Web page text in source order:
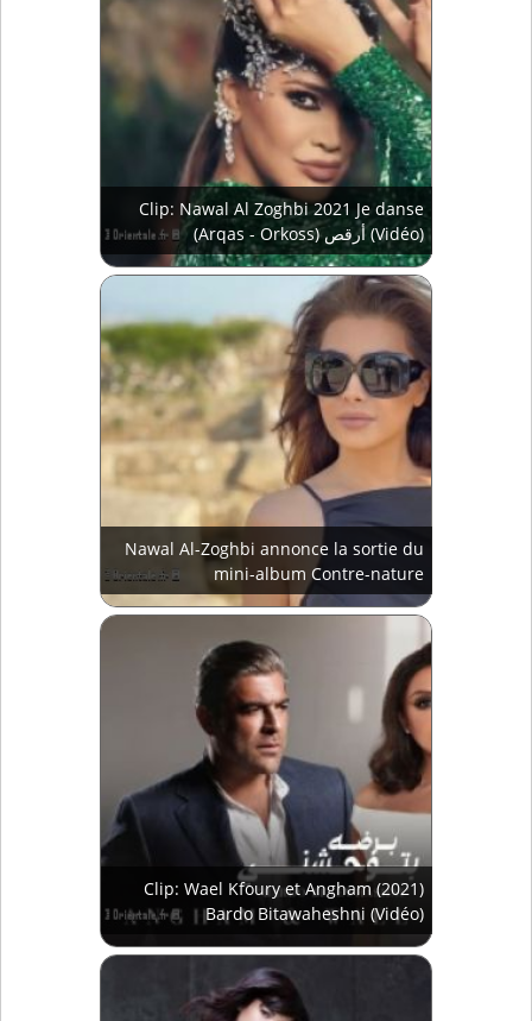
Clip: Nawal Al Zoghbi 2021 Je danse
(Arqas - Orkoss) أرقص (Vidéo)
Nawal Al-Zoghbi annonce la sortie du
mini-album Contre-nature
Clip: Wael Kfoury et Angham (2021)
Bardo Bitawaheshni (Vidéo)